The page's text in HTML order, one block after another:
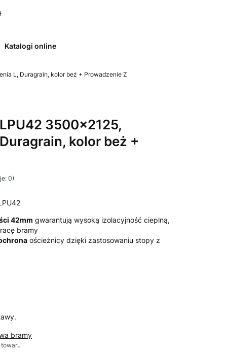
Zobacz szczegóły
Katalogi online
L, Duragrain, kolor beż + Prowadzenie Z
3500x2125,
kolor beż +
0)
42mm gwarantują wysoką izolacyjność cieplną,
bramy
ościeżnicy dzięki zastosowaniu stopy z
bramy